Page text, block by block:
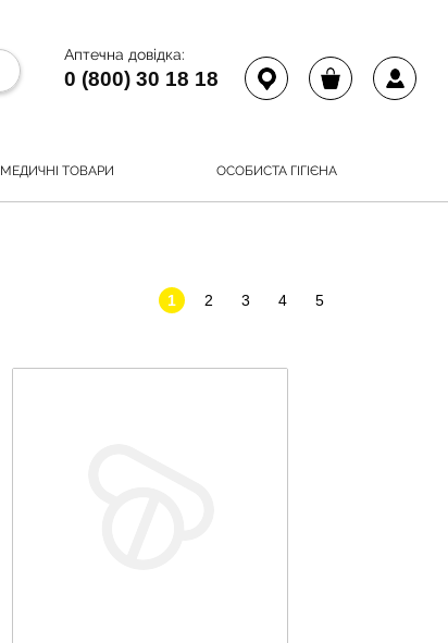
Аптечна довідка:
0 (800) 30 18 18
МЕДИЧНІ ТОВАРИ ОСОБИСТА ГІГІЄНА
1
2 3 4 5